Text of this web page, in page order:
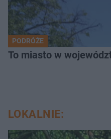
PODRÓŻE
To miasto w
LOKALNIE: